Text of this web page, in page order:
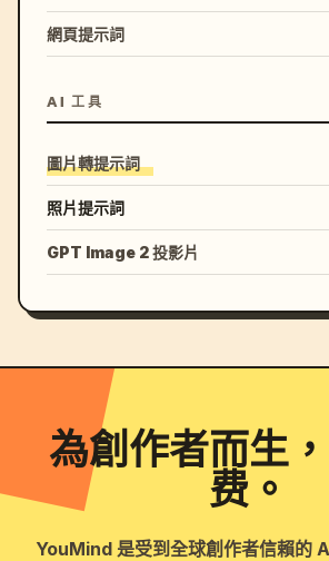
網頁提示詞
AI 工具
圖片轉提示詞
照片提示詞
GPT Image 2 投影片
為創作者而生
费。
YouMind 是受到全球創作者信賴的